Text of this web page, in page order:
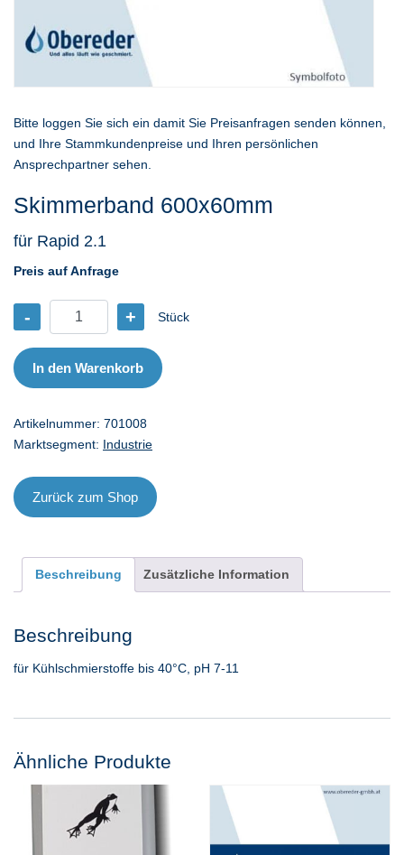
Skimmerband 600x60mm
für Rapid 2.1
Preis auf Anfrage
Skimmerband
600x60mm
Menge
- + Stück
In den Warenkorb
Artikelnummer: 701008
Marktsegment: Industrie
Zurück zum Shop
Bitte loggen Sie sich ein damit Sie Preisanfragen senden können,
und Ihre Stammkundenpreise und Ihren persönlichen
Ansprechpartner sehen.
Beschreibung Zusätzliche Information
Beschreibung
für Kühlschmierstoffe bis 40°C, pH 7-11
Ähnliche Produkte